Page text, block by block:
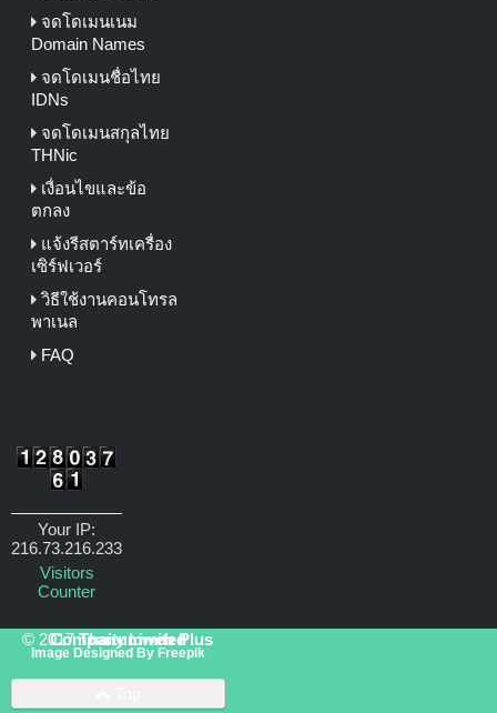
จดโดเมนเนม
Domain Names
จดโดเมนชื่อไทย
IDNs
จดโดเมนสกุลไทย
THNic
เงื่อนไขและข้อ
ตกลง
แจ้งรีสตาร์ทเครื่อง
เซิร์ฟเวอร์
วิธีใช้งานคอนโทรล
พาเนล
FAQ
Your IP:
216.73.216.233
Visitors
Counter
© 2017Thaitumweb Plus Company Limited
Image Designed By Freepik